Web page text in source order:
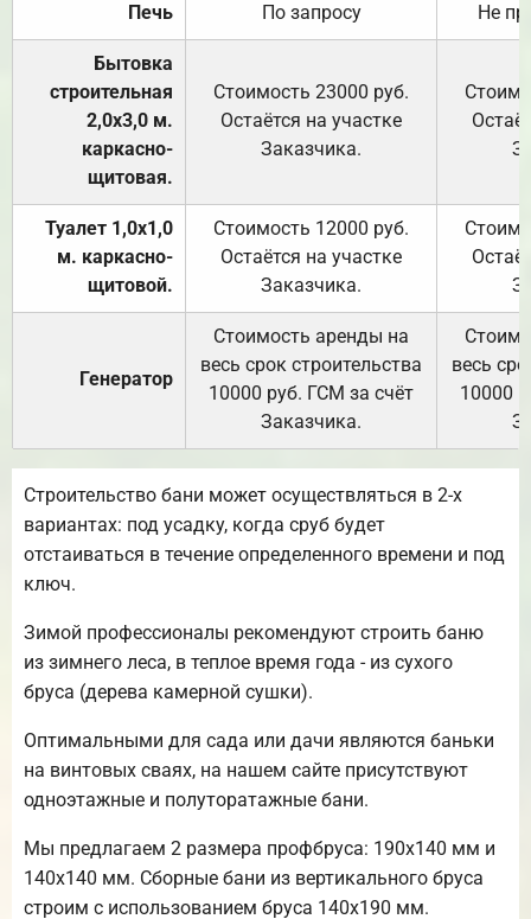
Печь По запросу Не
Бытовка
строительная
2,0х3,0 м.
каркасно-
щитовая.
Стоимость 23000 руб.
Остаётся на участке
Заказчика.
Туалет 1,0х1,0
м. каркасно-
щитовой.
Стоимость 12000 руб.
Остаётся на участке
Заказчика.
Генератор
Стоимость аренды на
весь срок строительства
10000 руб. ГСМ за счёт
Заказчика.
весь
10000
Строительство бани может осуществляться в 2-х
вариантах: под усадку, когда сруб будет
отстаиваться в течение определенного времени и под
ключ.
Зимой профессионалы рекомендуют строить баню
из зимнего леса, в теплое время года - из сухого
бруса (дерева камерной сушки).
Оптимальными для сада или дачи являются баньки
на винтовых сваях, на нашем сайте присутствуют
одноэтажные и полуторатажные бани.
Мы предлагаем 2 размера профбруса: 190х140 мм и
140х140 мм. Сборные бани из вертикального бруса
строим с использованием бруса 140х190 мм.